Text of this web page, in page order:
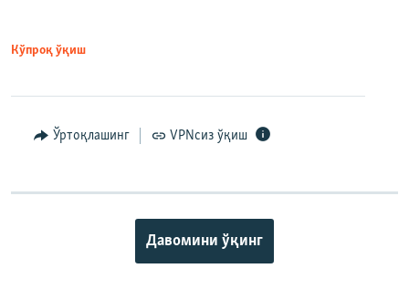
Кўпроқ ўқиш
Ўртоқлашинг VPNсиз ўқиш
Давомини ўқинг